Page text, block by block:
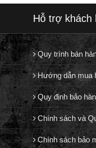
Hỗ trợ khách
Quy trình bán
Hướng dẫn mua
Quy định bảo
Chính sách và
Chính sách bảo